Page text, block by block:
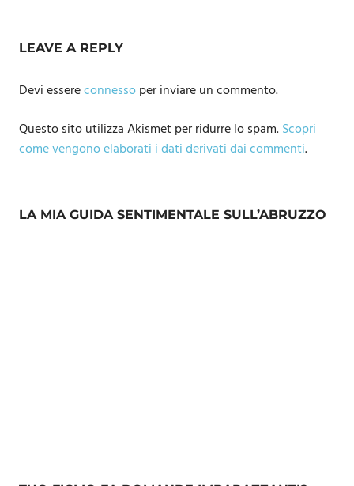
LEAVE A REPLY
Devi essereconnessoper inviare un commento.
Questo sito utilizza Akismet per ridurre lo spam.Scopri
come vengono elaborati i dati derivati dai commenti.
LA MIA GUIDA SENTIMENTALE SULL’ABRUZZO